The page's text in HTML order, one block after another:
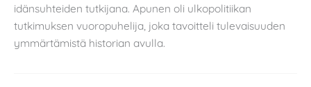
idänsuhteiden tutkijana. Apunen oli ulkopolitiikan
tutkimuksen vuoropuhelija, joka tavoitteli tulevaisuuden
ymmärtämistä historian avulla.